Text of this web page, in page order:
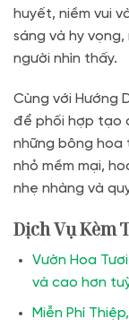
huyết, niềm vui
sáng và hy vọng,
người nhìn thấy.
Cùng với Hướng
để phối hợp tạo
những bông hoa
nhỏ mềm mại,
nhẹ nhàng và
Dịch Vụ Kèm
Vườn Hoa
và cao hơn
Miễn Phí